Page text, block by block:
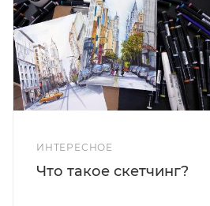
ИНТЕРЕСНОЕ
Что такое скетчинг?